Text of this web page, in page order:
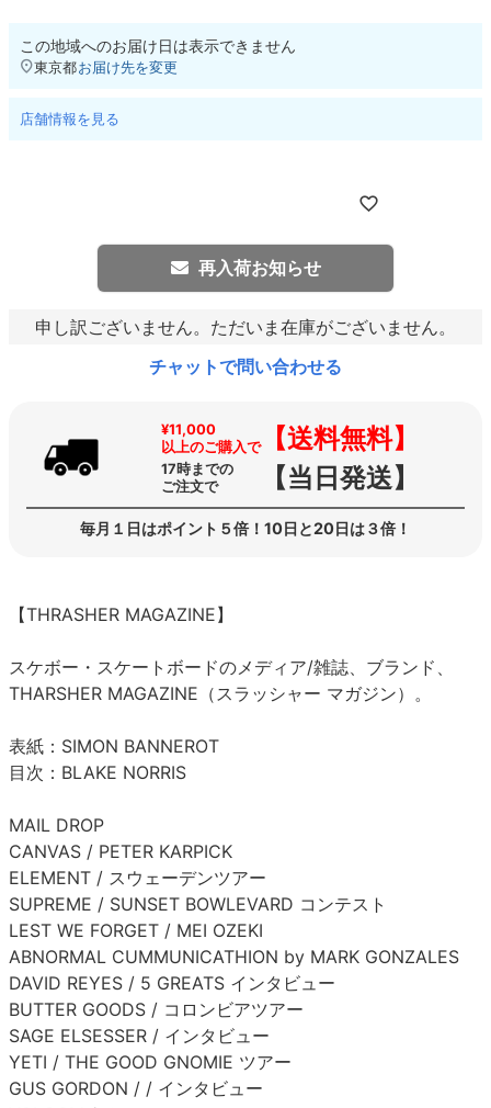
この地域へのお届け日は表示できません
東京都お届け先を変更
店舗情報を見る
再入荷お知らせ
申し訳ございません。ただいま在庫がございません。
チャットで問い合わせる
¥11,000
以上のご購入で【送料無料】
17時までの
ご注文で
【当日発送】
毎月１日はポイント５倍！10日と20日は３倍！
【THRASHER MAGAZINE】
スケボー・スケートボードのメディア/雑誌、ブランド、
THARSHER MAGAZINE（スラッシャー マガジン）。
表紙：SIMON BANNEROT
目次：BLAKE NORRIS
MAIL DROP
CANVAS / PETER KARPICK
ELEMENT / スウェーデンツアー
SUPREME / SUNSET BOWLEVARD コンテスト
LEST WE FORGET / MEI OZEKI
ABNORMAL CUMMUNICATHION by MARK GONZALES
DAVID REYES / 5 GREATS インタビュー
BUTTER GOODS / コロンビアツアー
SAGE ELSESSER / インタビュー
YETI / THE GOOD GNOMIE ツアー
GUS GORDON / / インタビュー
高性能デッキ